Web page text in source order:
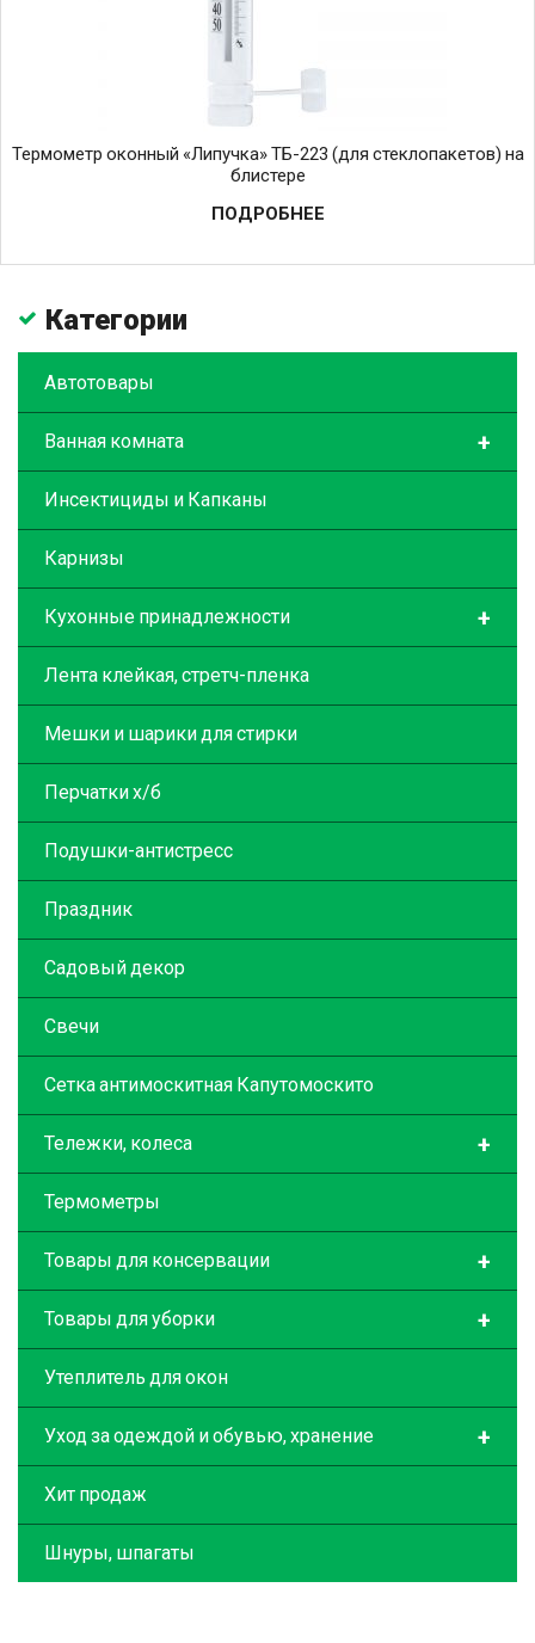
Термометр оконный «Липучка» ТБ-223 (для стеклопакетов) на
блистере
ПОДРОБНЕЕ
Категории
Автотовары
+
Ванная комната
Инсектициды и Капканы
Карнизы
+
Кухонные принадлежности
Лента клейкая, стретч-пленка
Мешки и шарики для стирки
Перчатки х/б
Подушки-антистресс
Праздник
Садовый декор
Свечи
Сетка антимоскитная Капутомоскито
+
Тележки, колеса
Термометры
+
Товары для консервации
+
Товары для уборки
Утеплитель для окон
+
Уход за одеждой и обувью, хранение
Хит продаж
Шнуры, шпагаты